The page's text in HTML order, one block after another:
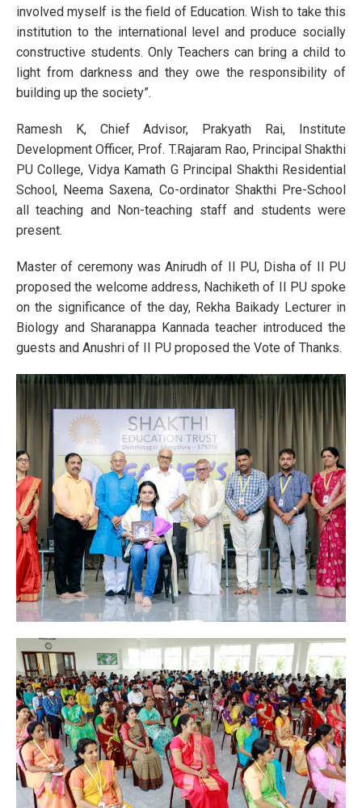
involved myself is the field of Education. Wish to take this
institution to the international level and produce socially
constructive students. Only Teachers can bring a child to
light from darkness and they owe the responsibility of
building up the society”.
Ramesh K, Chief Advisor, Prakyath Rai, Institute
Development Officer, Prof. T.Rajaram Rao, Principal Shakthi
PU College, Vidya Kamath G Principal Shakthi Residential
School, Neema Saxena, Co-ordinator Shakthi Pre-School
all teaching and Non-teaching staff and students were
present.
Master of ceremony was Anirudh of II PU, Disha of II PU
proposed the welcome address, Nachiketh of II PU spoke
on the significance of the day, Rekha Baikady Lecturer in
Biology and Sharanappa Kannada teacher introduced the
guests and Anushri of II PU proposed the Vote of Thanks.